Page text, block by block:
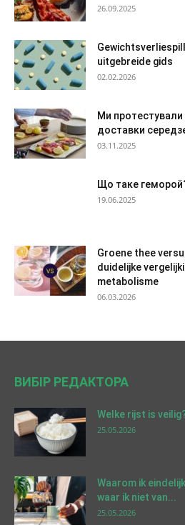
26.09.2025
uitgebreide gids
02.02.2026
Ми
доставки
03.11.2025
Що таке
19.06.2025
Groene thee
duidelijke
metabolisme
06.03.2026
ВИБІР РЕДАКТОРА
Welke rijst is
25.05.2026
Waarom ik
waar ik niet van...
25.05.2026